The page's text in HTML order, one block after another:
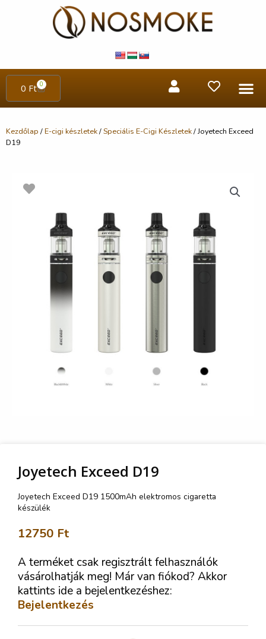
0 Ft 0
Kezdőlap /E-cigi készletek/Speciális E-Cigi Készletek/ Joyetech Exceed
D19
Joyetech Exceed D19
Joyetech Exceed D19 1500mAh elektromos cigaretta
készülék
12750 Ft
A terméket csak regisztrált felhasználók
vásárolhatják meg! Már van fiókod? Akkor
kattints ide a bejelentkezéshez:
Bejelentkezés